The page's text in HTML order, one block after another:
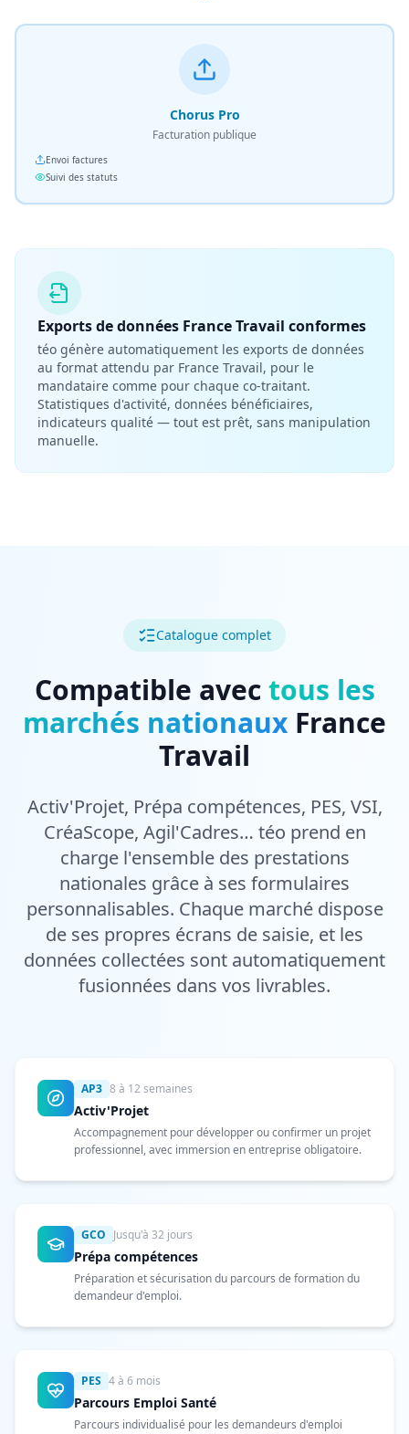
Chorus Pro
Facturation publique
Envoi factures
Suivi des statuts
Exports de données France Travail conformes
téo génère automatiquement les exports de données
au format attendu par France Travail, pour le
mandataire comme pour chaque co-traitant.
Statistiques d'activité, données bénéficiaires,
indicateurs qualité — tout est prêt, sans manipulation
manuelle.
Catalogue complet
Compatible avectous les
marchés nationaux France
Travail
Activ'Projet, Prépa compétences, PES, VSI,
CréaScope, Agil'Cadres… téo prend en
charge l'ensemble des prestations
nationales grâce à ses formulaires
personnalisables. Chaque marché dispose
de ses propres écrans de saisie, et les
données collectées sont automatiquement
fusionnées dans vos livrables.
AP3 8 à 12 semaines
Activ'Projet
Accompagnement pour développer ou confirmer un projet
professionnel, avec immersion en entreprise obligatoire.
GCO Jusqu'à 32 jours
Prépa compétences
Préparation et sécurisation du parcours de formation du
demandeur d'emploi.
PES 4 à 6 mois
Parcours Emploi Santé
Parcours individualisé pour les demandeurs d'emploi